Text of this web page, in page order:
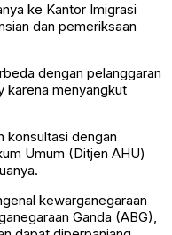
ke Kantor Imigrasi
dan pemeriksaan
dengan pelanggaran
karena menyangkut
konsultasi dengan
Umum (Ditjen AHU)
kewarganegaraan
Ganda (ABG),